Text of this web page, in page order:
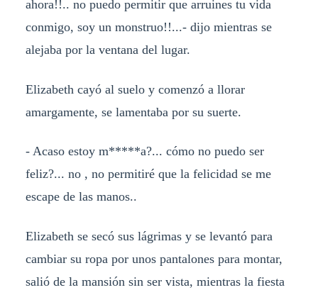
ahora!!.. no puedo permitir que arruines tu vida
conmigo, soy un monstruo!!...- dijo mientras se
alejaba por la ventana del lugar.
Elizabeth cayó al suelo y comenzó a llorar
amargamente, se lamentaba por su suerte.
- Acaso estoy m*****a?... cómo no puedo ser
feliz?... no , no permitiré que la felicidad se me
escape de las manos..
Elizabeth se secó sus lágrimas y se levantó para
cambiar su ropa por unos pantalones para montar,
salió de la mansión sin ser vista, mientras la fiesta